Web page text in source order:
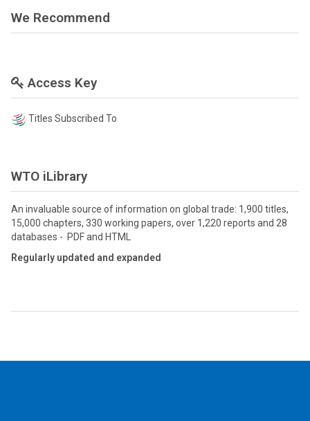
We Recommend
Access Key
Titles Subscribed To
WTO iLibrary
An invaluable source of information on global trade: 1,900 titles,
15,000 chapters, 330 working papers, over 1,220 reports and 28
databases - PDF and HTML
Regularly updated and expanded